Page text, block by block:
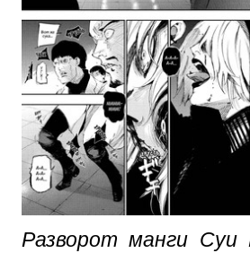
Разворот манги Суи